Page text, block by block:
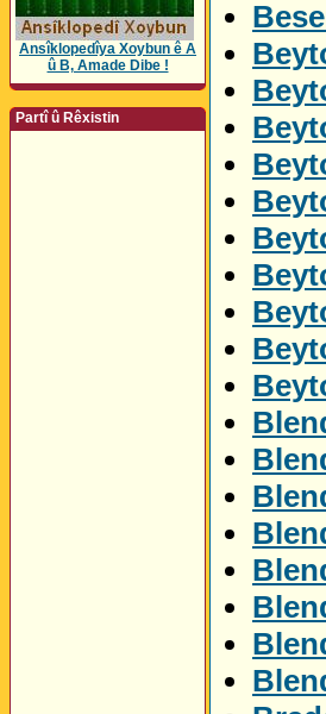
Ansîklopedîya Xoybun ê A
û B, Amade Dibe !
Partî û Rêxistin